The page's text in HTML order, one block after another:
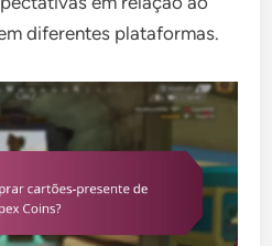
diferentes plataformas.